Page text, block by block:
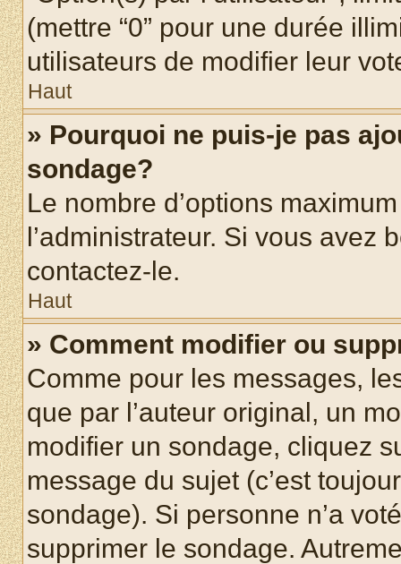
(mettre “0” pour une durée
utilisateurs de modifier leur
Haut
» Pourquoi ne puis-je pas
sondage?
Le nombre d’options
l’administrateur. Si vous avez
contactez-le.
Haut
» Comment modifier ou
Comme pour les messages,
que par l’auteur original, un
modifier un sondage, cliquez
message du sujet (c’est
sondage). Si personne n’a
supprimer le sondage.